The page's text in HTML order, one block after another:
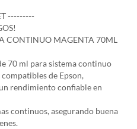
---------
CONTINUO MAGENTA 70ML
70 ml para sistema continuo
de Epson,
rendimiento confiable en
continuos, asegurando buena